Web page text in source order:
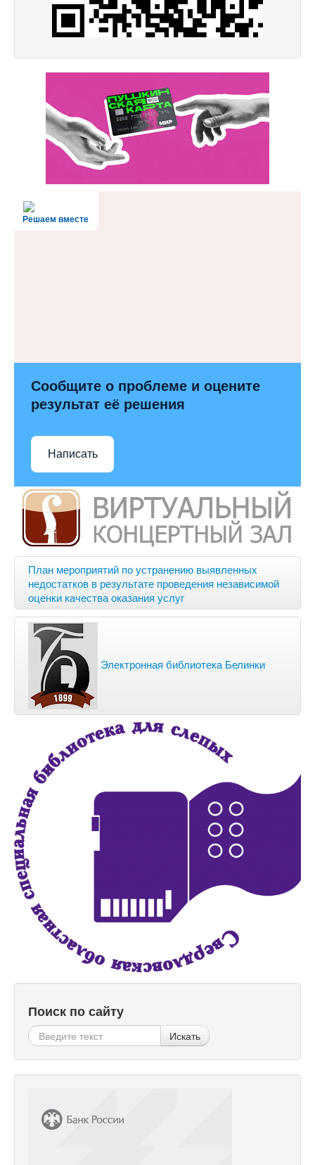
Решаем вместе
Сообщите о проблеме и оцените
результат её решения
Написать
План мероприятий по устранению выявленных
недостатков в результате проведения независимой
оценки качества оказания услуг
Электронная библиотека Белинки
Поиск по сайту
Искать